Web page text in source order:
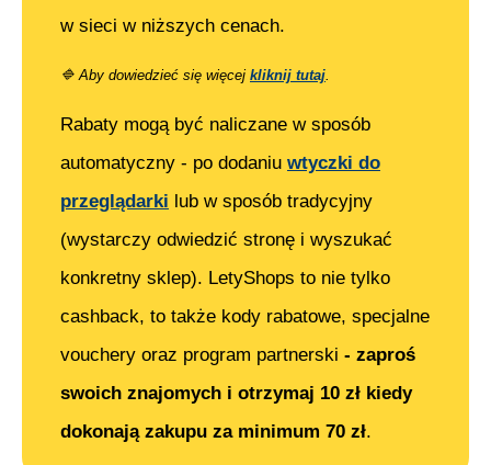
w sieci w niższych cenach.
🔷 Aby dowiedzieć się więcej kliknij tutaj.
Rabaty mogą być naliczane w sposób
automatyczny - po dodaniu wtyczki do
przeglądarki lub w sposób tradycyjny
(wystarczy odwiedzić stronę i wyszukać
konkretny sklep). LetyShops to nie tylko
cashback, to także kody rabatowe, specjalne
vouchery oraz program partnerski - zaproś
swoich znajomych i otrzymaj 10 zł kiedy
dokonają zakupu za minimum 70 zł.